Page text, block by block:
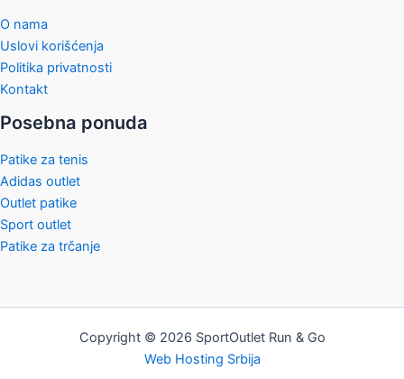
O nama
Uslovi korišćenja
Politika privatnosti
Kontakt
Posebna ponuda
Patike za tenis
Adidas outlet
Outlet patike
Sport outlet
Patike za trčanje
Copyright © 2026 SportOutlet Run & Go
Web Hosting Srbija